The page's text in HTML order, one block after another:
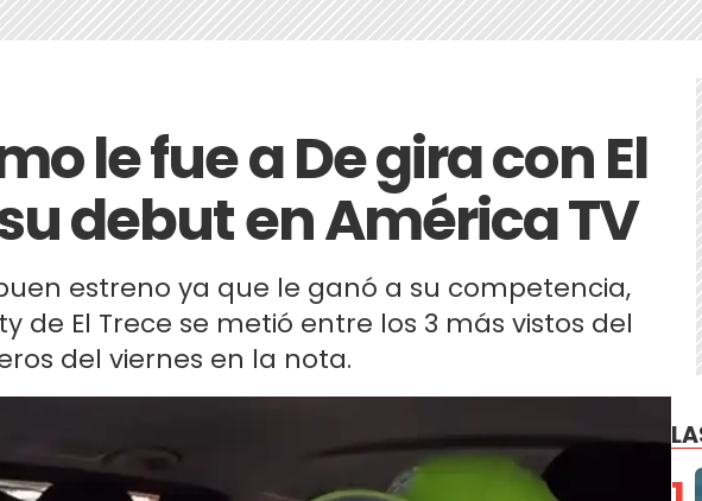
le fue a De gira con El
debut en América TV
estreno ya que le ganó a su competencia,
de El Trece se metió entre los 3 más vistos del
del viernes en la nota.